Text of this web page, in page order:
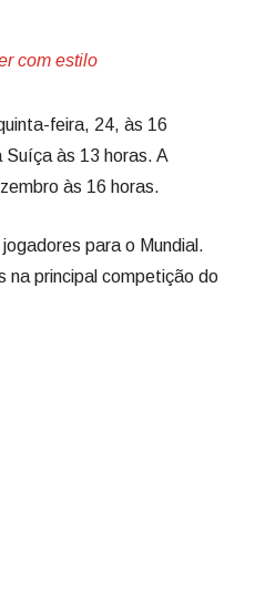
com estilo
feira, 24, às 16
às 13 horas. A
às 16 horas.
para o Mundial.
na principal competição do